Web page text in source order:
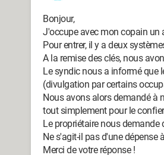
Bonjour,
J'occupe avec mon copain un
Pour entrer, il y a deux
A la remise des clés, nous
Le syndic nous a informé que
(divulgation par certains
Nous avons alors demandé à
tout simplement pour le
Le propriétaire nous demande
Ne s'agit-il pas d'une dépense
Merci de votre réponse !